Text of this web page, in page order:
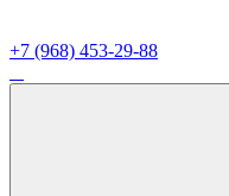
+7 (968) 453-29-88